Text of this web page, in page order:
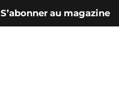
S’abonner au magazine